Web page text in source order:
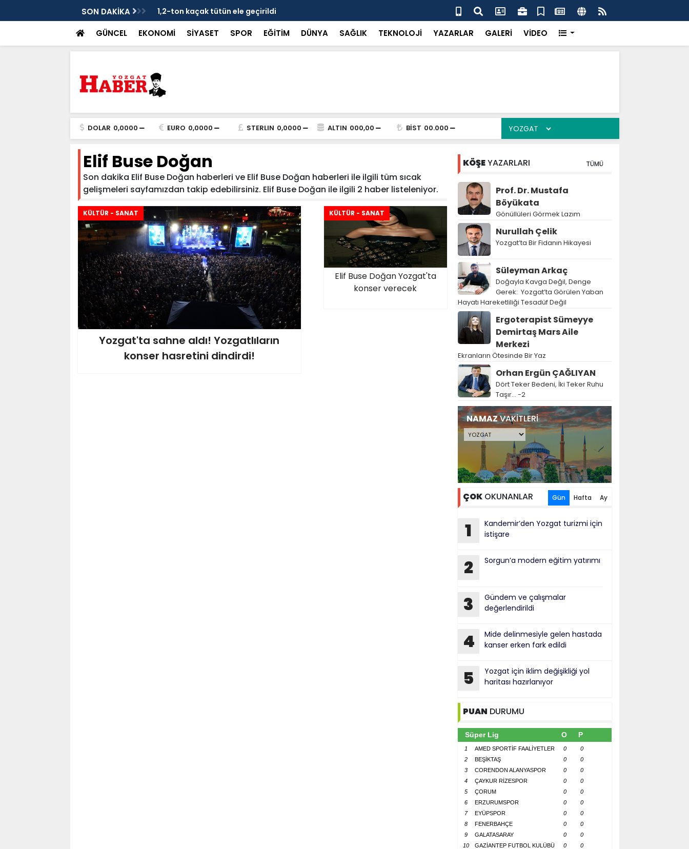
SON DAKİKA 1,2-ton kaçak tütün ele geçirildi 8 kişiye kaçak kazı baskını
GÜNCEL EKONOMİ SİYASET SPOR EĞİTİM DÜNYA SAĞLIK TEKNOLOJİ YAZARLAR GALERİ VİDEO
DOLAR 0,0000 EURO 0,0000 STERLIN 0,0000 ALTIN 000,00 BİST 00.000
Elif Buse Doğan
Son dakika Elif Buse Doğan haberleri ve Elif Buse Doğan haberleri ile ilgili tüm sıcak
gelişmeleri sayfamızdan takip edebilirsiniz. Elif Buse Doğan ile ilgili 2 haber listeleniyor.
KÜLTÜR - SANAT
Yozgat'ta sahne aldı! Yozgatlıların
konser hasretini dindirdi!
KÜLTÜR - SANAT
Elif Buse Doğan Yozgat'ta
konser verecek
KÖŞEYAZARLARI TÜMÜ
Prof. Dr. Mustafa
Böyükata
Gönüllüleri Görmek Lazım
Nurullah Çelik
Yozgat’ta Bir Fidanın Hikayesi
Süleyman Arkaç
Doğayla Kavga Değil, Denge
Gerek: Yozgat’ta Görülen Yaban
Hayatı Hareketliliği Tesadüf Değil
Ergoterapist Sümeyye
Demirtaş Mars Aile
Merkezi
Ekranların Ötesinde Bir Yaz
Orhan Ergün ÇAĞLIYAN
Dört Teker Bedeni, İki Teker Ruhu
Taşır… -2
NAMAZVAKİTLERİ
ÇOKOKUNANLAR Gün Hafta Ay
1
Kandemir’den Yozgat turizmi için
istişare
2 Sorgun’a modern eğitim yatırımı
3
Gündem ve çalışmalar
değerlendirildi
4
Mide delinmesiyle gelen hastada
kanser erken fark edildi
5
Yozgat için iklim değişikliği yol
haritası hazırlanıyor
PUAN DURUMU
Süper Lig O P
1 AMED SPORTİF FAALİYETLER 0
0
2
BEŞİKTAŞ 0
0
3
CORENDON ALANYASPOR 0
0
4
ÇAYKUR RİZESPOR 0
0
5
ÇORUM 0
0
6
ERZURUMSPOR 0
0
7
EYÜPSPOR 0
0
8
FENERBAHÇE 0
0
9
GALATASARAY 0
0
10
GAZİANTEP FUTBOL KULÜBÜ 0
0